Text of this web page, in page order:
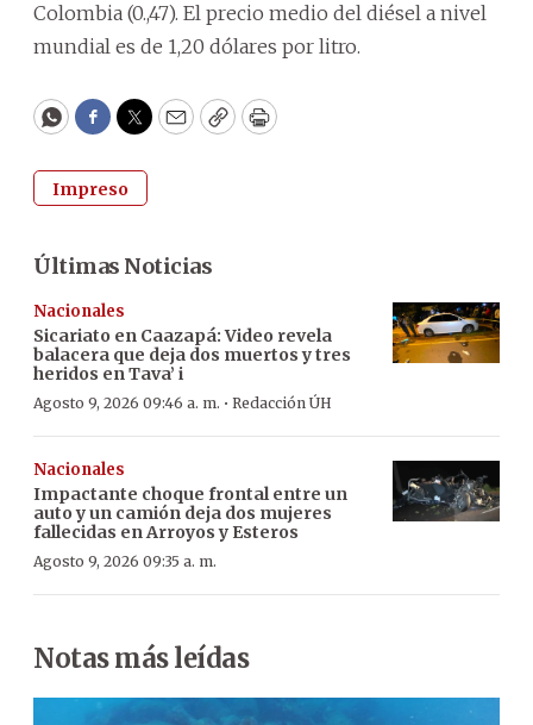
Colombia (0.,47). El precio medio del diésel a nivel
mundial es de 1,20 dólares por litro.
WhatsApp
Facebook
Twitter
EmailCopyPrint
Impreso
Últimas Noticias
Nacionales
Sicariato en Caazapá: Video revela
balacera que deja dos muertos y tres
heridos en Tava’ i
Agosto 9, 2026 09:46 a. m. · Redacción ÚH
Nacionales
Impactante choque frontal entre un
auto y un camión deja dos mujeres
fallecidas en Arroyos y Esteros
Agosto 9, 2026 09:35 a. m.
Notas más leídas